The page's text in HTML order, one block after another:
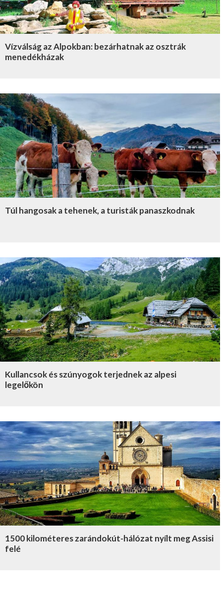
Vízválság az Alpokban: bezárhatnak az osztrák
menedékházak
Túl hangosak a tehenek, a turisták panaszkodnak
Kullancsok és szúnyogok terjednek az alpesi
legelőkön
1500 kilométeres zarándokút-hálózat nyílt meg Assisi
felé